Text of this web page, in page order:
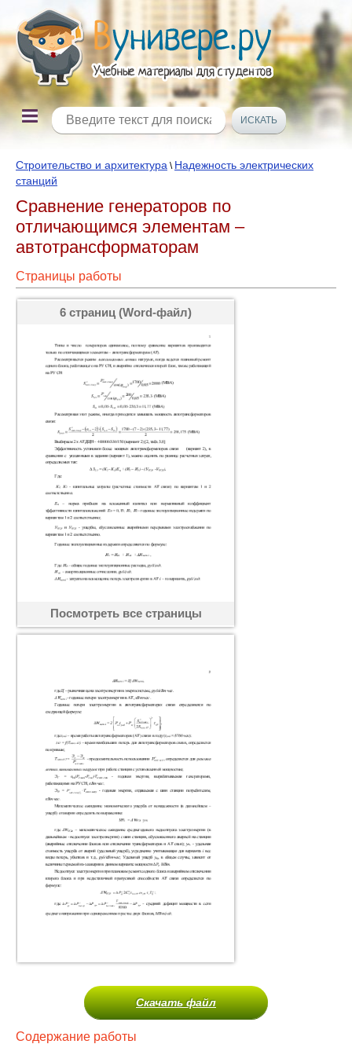
Строительство и архитектура \ Надежность электрических
станций
Сравнение генераторов по
отличающимся элементам –
автотрансформаторам
Страницы работы
6 страниц (Word-файл)
Посмотреть все страницы
Скачать файл
Содержание работы